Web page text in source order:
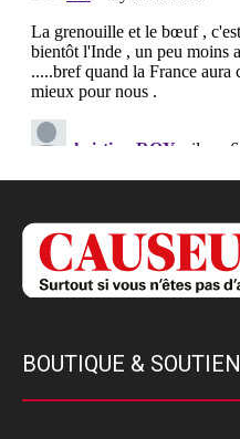
BOUTIQUE & SOUTIEN